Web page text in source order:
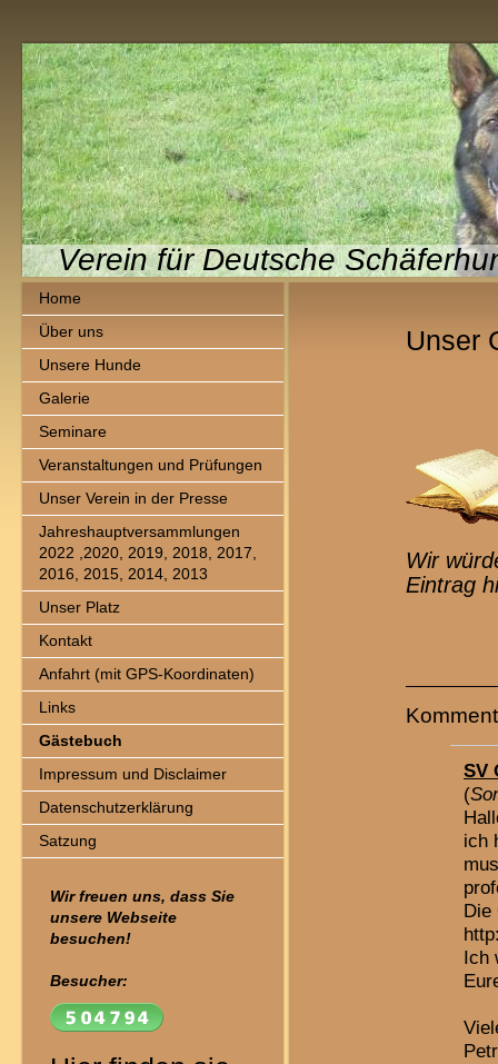
Verein für Deutsche
Home
Über uns
Unsere Hunde
Galerie
Seminare
Veranstaltungen und Prüfungen
Unser Verein in der Presse
Jahreshauptversammlungen
2022 ,2020, 2019, 2018, 2017,
2016, 2015, 2014, 2013
Unser Platz
Kontakt
Anfahrt (mit GPS-Koordinaten)
Links
Gästebuch
Impressum und Disclaimer
Datenschutzerklärung
Satzung
Wir freuen uns, dass Sie
unsere Webseite
besuchen!
Besucher:
Unser
Wir
Eintrag
SV
(
ich
Die
Ich